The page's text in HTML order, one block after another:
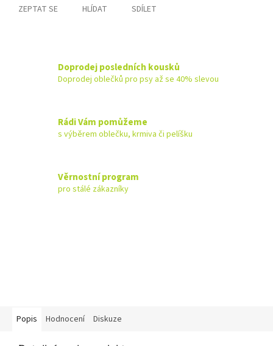
ZEPTAT SE HLÍDAT SDÍLET
Doprodej posledních kousků
Doprodej oblečků pro psy až se 40% slevou
Rádi Vám pomůžeme
s výběrem oblečku, krmiva či pelíšku
Věrnostní program
pro stálé zákazníky
Popis Hodnocení Diskuze